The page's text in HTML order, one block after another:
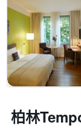
示
平
均
價
格
X
軸，
顯
示
一
週
中
各
天
柏林